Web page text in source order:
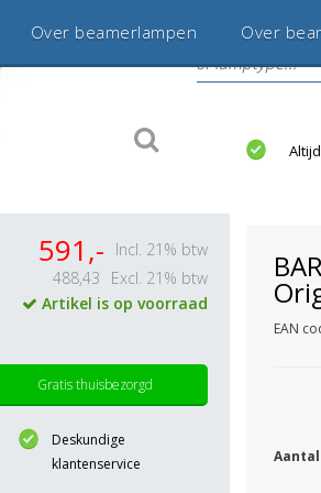
Over beamerlampen Over
betrouwbaar en ervaren
591,-
Incl. 21% btw
488,43
Excl. 21% btw
Artikel is op voorraad
Gratis thuisbezorgd
Deskundige
klantenservice
EAN